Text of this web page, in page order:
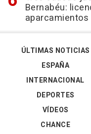
Bernabéu:
aparcamientos
ÚLTIMAS NOTICIAS
ESPAÑA
INTERNACIONAL
DEPORTES
VÍDEOS
CHANCE